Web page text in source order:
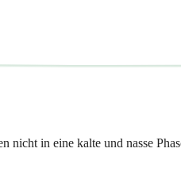
in eine kalte und nasse